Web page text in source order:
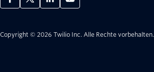
Copyright © 2026 Twilio Inc. Alle Rechte vorbehalten.